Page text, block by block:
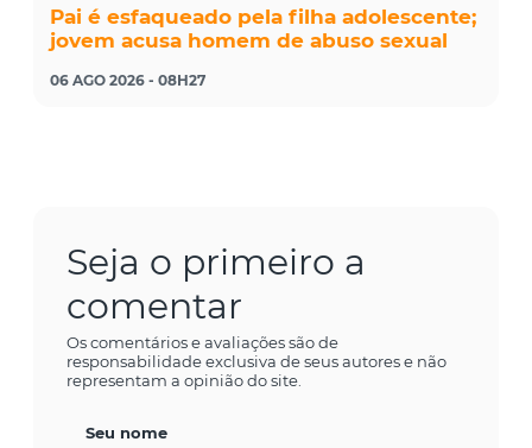
Pai é esfaqueado pela filha adolescente;
jovem acusa homem de abuso sexual
06 AGO 2026 - 08H27
Seja o primeiro a
comentar
Os comentários e avaliações são de
responsabilidade exclusiva de seus autores e não
representam a opinião do site.
Seu nome